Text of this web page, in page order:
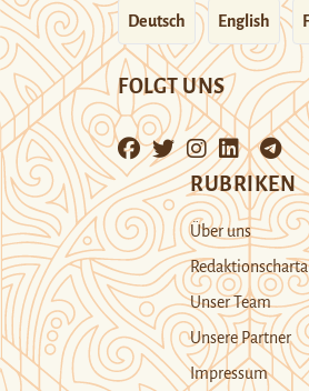
Deutsch English
FOLGT UNS
RUBRIKEN
Über uns
Redaktionscharta
Unser Team
Unsere Partner
Impressum